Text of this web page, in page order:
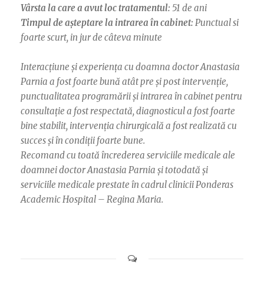
Vârsta la care a avut loc tratamentul: 51 de ani
Timpul de așteptare la intrarea în cabinet: Punctual si
foarte scurt, in jur de câteva minute
Interacțiune și experiența cu doamna doctor Anastasia
Parnia a fost foarte bună atât pre și post intervenție,
punctualitatea programării și intrarea în cabinet pentru
consultație a fost respectată, diagnosticul a fost foarte
bine stabilit, intervenția chirurgicală a fost realizată cu
succes și în condiții foarte bune.
Recomand cu toată încrederea serviciile medicale ale
doamnei doctor Anastasia Parnia și totodată și
serviciile medicale prestate în cadrul clinicii Ponderas
Academic Hospital – Regina Maria.